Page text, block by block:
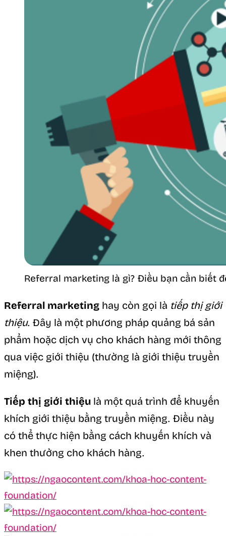
Referral marketing là gì? Điều bạn cần biết
Referral marketing hay còn gọi là tiếp thị giới
thiệu. Đây là một phương pháp quảng bá sản
phẩm hoặc dịch vụ cho khách hàng mới thông
qua việc giới thiệu (thường là giới thiệu truyền
miệng).
Tiếp thị giới thiệu là một quá trình để khuyến
khích giới thiệu bằng truyền miệng. Điều này
có thể thực hiện bằng cách khuyến khích và
khen thưởng cho khách hàng.